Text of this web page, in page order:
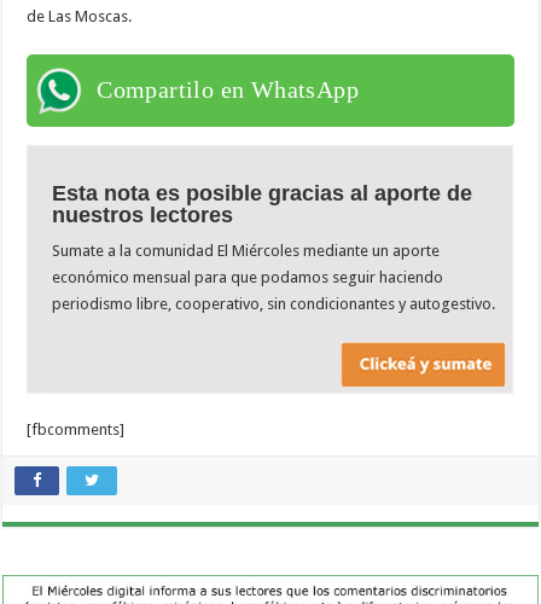
de Las Moscas.
Compartilo en WhatsApp
Esta nota es posible gracias al aporte de
nuestros lectores
Sumate a la comunidad El Miércoles mediante un aporte
económico mensual para que podamos seguir haciendo
periodismo libre, cooperativo, sin condicionantes y autogestivo.
[fbcomments]